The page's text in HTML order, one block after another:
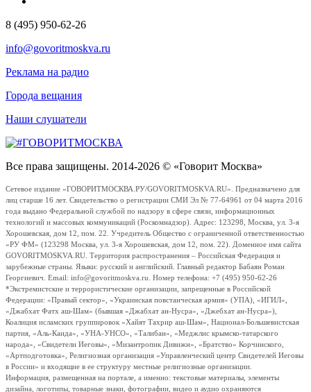
8 (495) 950-62-26
info@govoritmoskva.ru
Реклама на радио
Города вещания
Наши слушатели
Все права защищены. 2014-2026 © «Говорит Москва»
Сетевое издание «ГОВОРИТМОСКВА.РУ/GOVORITMOSKVA.RU». Предназначено для
лиц старше 16 лет. Свидетельство о регистрации СМИ Эл № 77-64961 от 04 марта 2016
года выдано Федеральной службой по надзору в сфере связи, информационных
технологий и массовых коммуникаций (Роскомнадзор). Адрес: 123298, Москва, ул. 3-я
Хорошевская, дом 12, пом. 22. Учредитель Общество с ограниченной ответственностью
«РУ ФМ» (123298 Москва, ул. 3-я Хорошевская, дом 12, пом. 22). Доменное имя сайта
GOVORITMOSKVA.RU. Территория распространения – Российская Федерация и
зарубежные страны. Языки: русский и английский. Главный редактор Бабаян Роман
Георгиевич. Email: info@govoritmoskva.ru. Номер телефона: +7 (495) 950-62-26
*Экстремистские и террористические организации, запрещенные в Российской
Федерации: «Правый сектор», «Украинская повстанческая армия» (УПА), «ИГИЛ»,
«Джабхат Фатх аш-Шам» (бывшая «Джабхат ан-Нусра», «Джебхат ан-Нусра»),
Коалиция исламских группировок «Хайят Тахрир аш-Шам», Национал-Большевистская
партия, «Аль-Каида», «УНА-УНСО», «Талибан», «Меджлис крымско-татарского
народа», «Свидетели Иеговы», «Мизантропик Дивижн», «Братство» Корчинского,
«Артподготовка», Религиозная организация «Управленческий центр Свидетелей Иеговы
в России» и входящие в ее структуру местные религиозные организации.
Информация, размещенная на портале, а именно: текстовые материалы, элементы
дизайна, логотипы, товарные знаки, фотографии, видео и аудио охраняются